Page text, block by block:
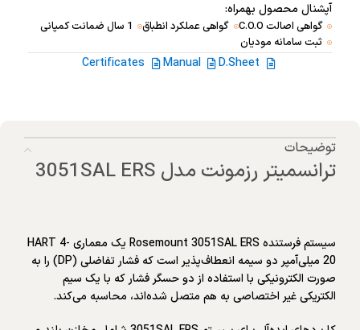
آپشنال محصول بهمراه:
گواهی اصالت C.O.O گواهی عملکرد انطباق
1 سال ضمانت کمپانی
ثبت سامانه مودیان
D.Sheet
Manual
Certificates
توضیحات
ترانسمیتر رزمونت مدل 3051SAL ERS
سیستم فرستنده Rosemount 3051SAL ERS یک معماری HART 4-
20 میلی‌آمپر دو سیمه انعطاف‌پذیر است که فشار تفاضلی (DP) را به
صورت الکترونیکی با استفاده از دو حسگر فشار که با یک سیم
الکتریکی غیر اختصاصی به هم متصل شده‌اند، محاسبه می‌کند.